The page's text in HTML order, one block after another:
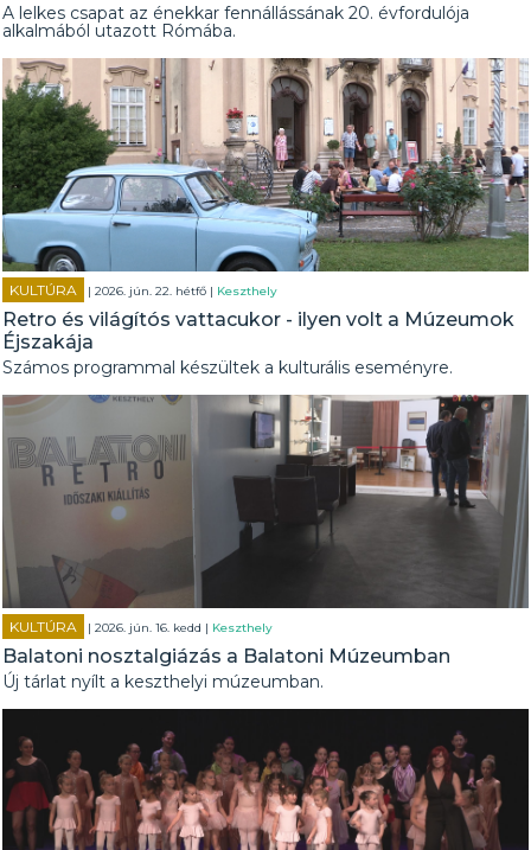
A lelkes csapat az énekkar fennállássának 20. évfordulója
alkalmából utazott Rómába.
KULTÚRA | 2026. jún. 22. hétfő | Keszthely
Retro és világítós vattacukor - ilyen volt a Múzeumok
Éjszakája
Számos programmal készültek a kulturális eseményre.
KULTÚRA | 2026. jún. 16. kedd | Keszthely
Balatoni nosztalgiázás a Balatoni Múzeumban
Új tárlat nyílt a keszthelyi múzeumban.